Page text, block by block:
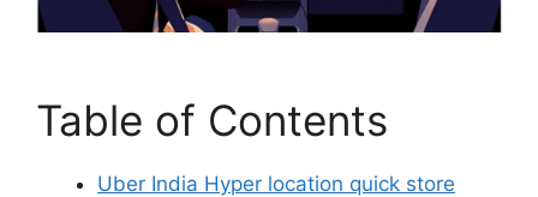
Table of Contents
Uber India Hyper location quick store